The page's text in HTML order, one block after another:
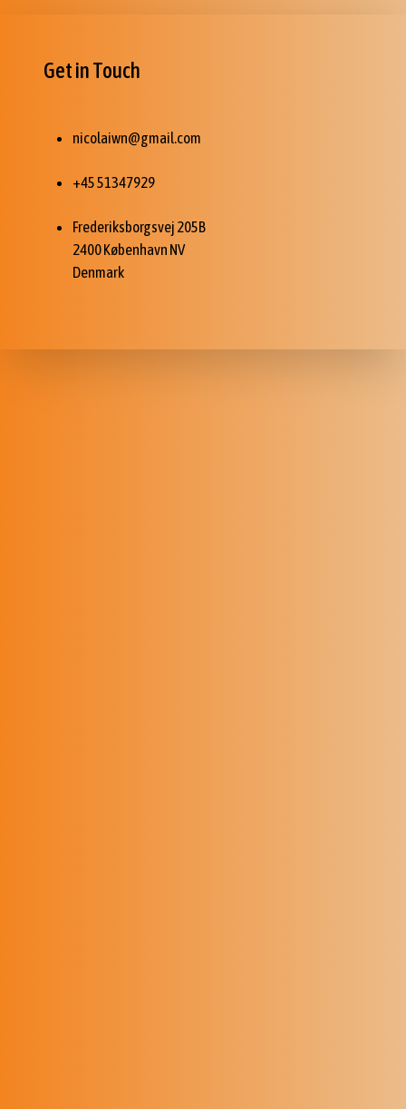
Get in Touch
nicolaiwn@gmail.com
+45 51347929
Frederiksborgsvej 205B
2400 København NV
Denmark